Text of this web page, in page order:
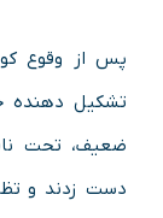
تشکیل دهنده
ضعیف، تحت
دست زدند و